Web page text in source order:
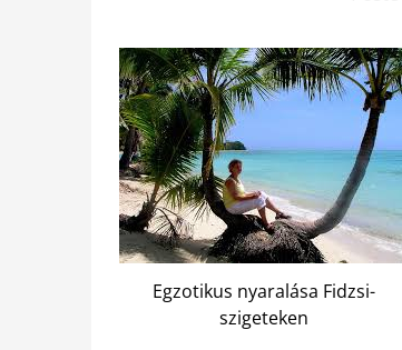
Egzotikus nyaralása Fidzsi-
szigeteken